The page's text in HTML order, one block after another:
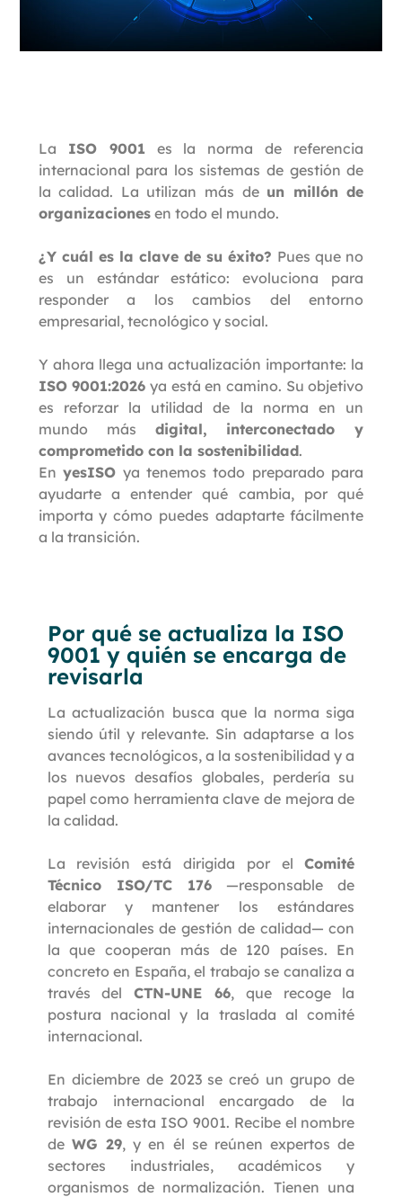
La ISO 9001 es la norma de referencia
internacional para los sistemas de gestión de
la calidad. La utilizan más de un millón de
organizacionesen todo el mundo.
¿Y cuál es la clave de su éxito? Pues que no
es un estándar estático: evoluciona para
responder a los cambios del entorno
empresarial, tecnológico y social.
Y ahora llega una actualización importante: la
ISO 9001:2026 ya está en camino. Su objetivo
es reforzar la utilidad de la norma en un
mundo más digital, interconectado y
comprometido con la sostenibilidad.
EnyesISO ya tenemos todo preparado para
ayudarte a entender qué cambia, por qué
importa y cómo puedes adaptarte fácilmente
a la transición.
Por qué se actualiza la ISO
9001 y quién se encarga de
revisarla
La actualización busca que la norma siga
siendo útil y relevante. Sin adaptarse a los
avances tecnológicos, a la sostenibilidad y a
los nuevos desafíos globales, perdería su
papel como herramienta clave de mejora de
la calidad.
La revisión está dirigida por elComité
Técnico ISO/TC 176 —responsable de
elaborar y mantener los estándares
internacionales de gestión de calidad— con
la que cooperan más de 120 países. En
concreto en España, el trabajo se canaliza a
través delCTN-UNE 66, que recoge la
postura nacional y la traslada al comité
internacional.
En diciembre de 2023 se creó un grupo de
trabajo internacional encargado de la
revisión de esta ISO 9001. Recibe el nombre
de WG 29, y en él se reúnen expertos de
sectores industriales, académicos y
organismos de normalización. Tienen una